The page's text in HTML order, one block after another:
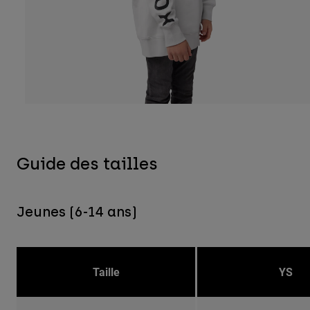
Guide des tailles
Jeunes (6-14 ans)
Taille YS